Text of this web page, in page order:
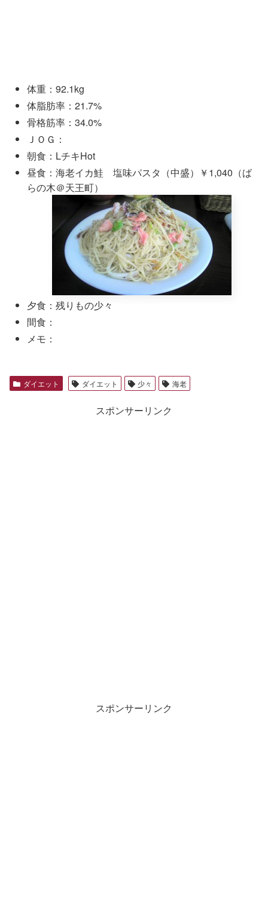
体重：92.1kg
体脂肪率：21.7%
骨格筋率：34.0%
ＪＯＧ：
朝食：LチキHot
昼食：海老イカ鮭 塩味パスタ（中盛）￥1,040（ば
らの木＠天王町）
夕食：残りもの少々
間食：
メモ：
ダイエット ダイエット 少々 海老
スポンサーリンク
スポンサーリンク